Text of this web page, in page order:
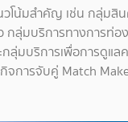
วโน้มสำคัญ เช่น กลุ่มสิ
ลุ่มบริการทางการท่อง
กลุ่มบริการเพื่อการดูแล
จการจับคู่ Match